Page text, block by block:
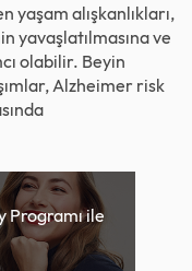
yaşam alışkanlıkları,
yavaşlatılmasına ve
olabilir. Beyin
Alzheimer risk
Programı ile